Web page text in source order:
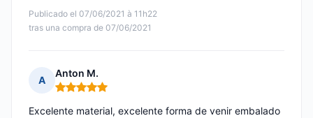
Publicado el 07/06/2021 à 11h22
tras una compra de 07/06/2021
A
Anton M.
Nota: 5 de 5
Excelente material, excelente forma de venir embalado